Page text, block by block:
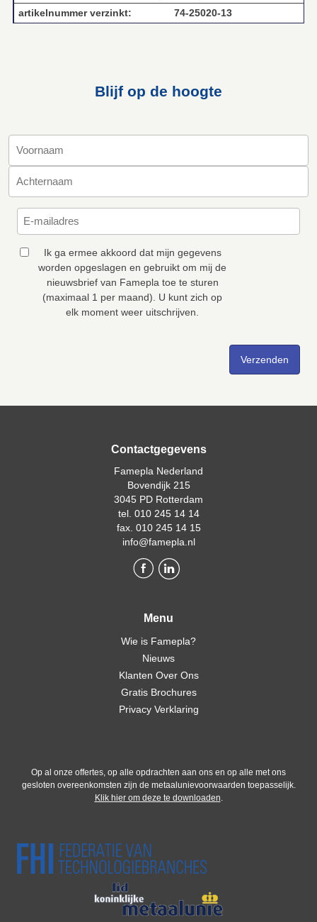
artikelnummer verzinkt: 74‑25020‑13
Blijf op de hoogte
Ik ga ermee akkoord dat mijn gegevens
worden opgeslagen en gebruikt om mij de
nieuwsbrief van Famepla toe te sturen
(maximaal 1 per maand). U kunt zich op
elk moment weer uitschrijven.
Contactgegevens
Famepla Nederland
Bovendijk 215
3045 PD Rotterdam
tel. 010 245 14 14
fax. 010 245 14 15
info@famepla.nl
Menu
Wie is Famepla?
Nieuws
Klanten Over Ons
Gratis Brochures
Privacy Verklaring
Op al onze offertes, op alle opdrachten aan ons en op alle met ons
gesloten overeenkomsten zijn de metaalunievoorwaarden toepasselijk.
Klik hier om deze te downloaden.